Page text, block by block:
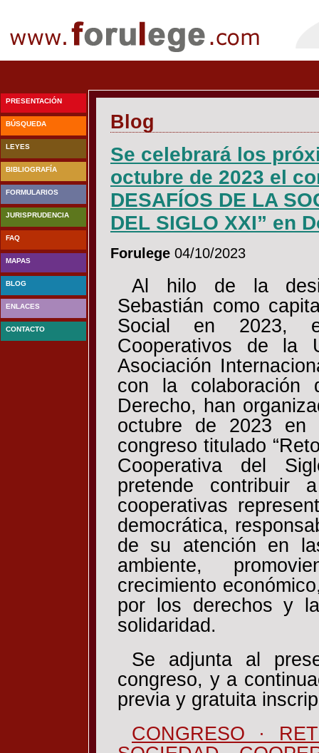
Blog
Se celebrará los
octubre de 2023 el
DESAFÍOS DE LA
DEL SIGLO XXI” en
Forulege 04/10/2023
Al hilo de la
Sebastián como
Social en 2023,
Cooperativos de la
Asociación
con la colaboración
Derecho, han
octubre de 2023 en
congreso titulado
Cooperativa del
pretende
cooperativas
democrática,
de su atención en
ambiente,
crecimiento
por los derechos y
solidaridad.
Se adjunta al
congreso, y a
previa y gratuita
CONGRESO ·
PRESENTACIÓN
BÚSQUEDA
LEYES
BIBLIOGRAFÍA
FORMULARIOS
JURISPRUDENCIA
FAQ
MAPAS
BLOG
ENLACES
CONTACTO